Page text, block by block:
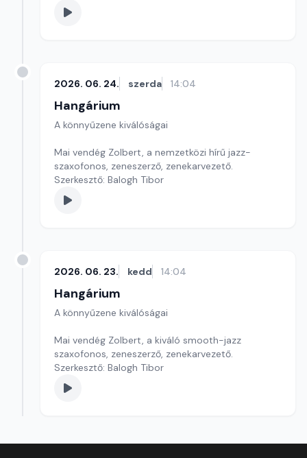
2026. 06. 24. szerda 14:04
Hangárium
A könnyűzene kiválóságai
Mai vendég Zolbert, a nemzetközi hírű jazz-
szaxofonos, zeneszerző, zenekarvezető.
Szerkesztő: Balogh Tibor
2026. 06. 23. kedd 14:04
Hangárium
A könnyűzene kiválóságai
Mai vendég Zolbert, a kiváló smooth-jazz
szaxofonos, zeneszerző, zenekarvezető.
Szerkesztő: Balogh Tibor